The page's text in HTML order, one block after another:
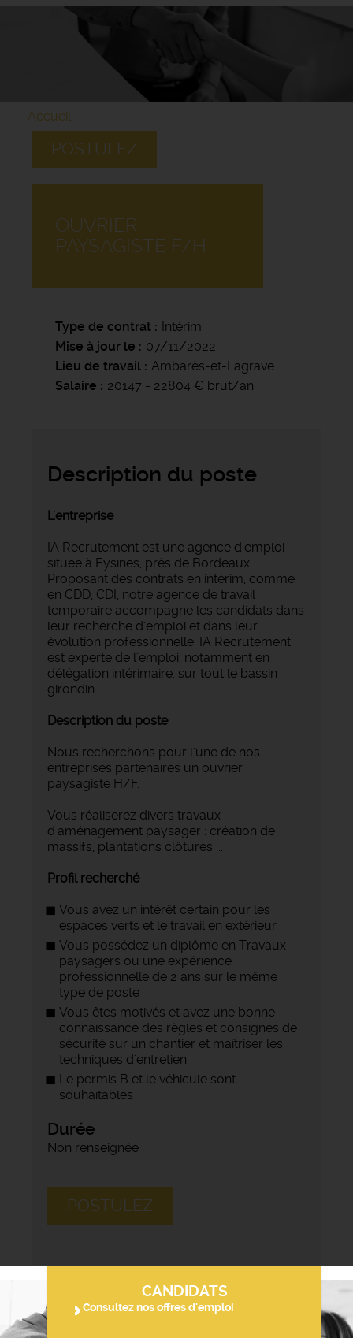
Accueil
POSTULEZ
OUVRIER
PAYSAGISTE F/H
Type de contrat
Intérim
Mise à jour le
07/11/2022
Lieu de travail
Ambarès-et-Lagrave
Salaire
20147 - 22804 € brut/an
Description du poste
L'entreprise
IA Recrutement est une agence d'emploi
située à Eysines, près de Bordeaux.
Proposant des contrats en intérim, comme
en CDD, CDI, notre agence de travail
temporaire accompagne les candidats dans
leur recherche d'emploi et dans leur
évolution professionnelle. IA Recrutement
est experte de l'emploi, notamment en
délégation intérimaire, sur tout le bassin
girondin.
Description du poste
Nous recherchons pour l'une de nos
entreprises partenaires un ouvrier
paysagiste H/F.
Vous réaliserez divers travaux
d'aménagement paysager : création de
massifs, plantations clôtures ...
Profil recherché
Vous avez un intérêt certain pour les
espaces verts et le travail en extérieur.
Vous possédez un diplôme en Travaux
paysagers ou une expérience
professionnelle de 2 ans sur le même
type de poste
Vous êtes motivés et avez une bonne
connaissance des règles et consignes de
sécurité sur un chantier et maîtriser les
techniques d'entretien
Le permis B et le véhicule sont
souhaitables
Durée
Non renseignée
POSTULEZ
CANDIDATS
Consultez nos offres d'emploi